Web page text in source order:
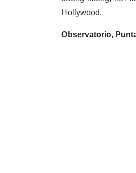
Hollywood.
Observatorio,